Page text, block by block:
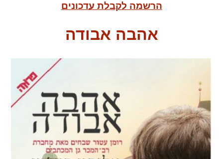
הרשמה לקבלת עדכונים
אהבה אבודה